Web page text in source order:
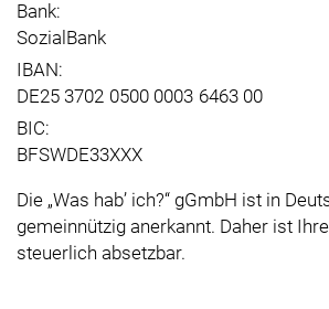
Bank:
SozialBank
IBAN:
DE25 3702 0500 0003 6463 00
BIC:
BFSWDE33XXX
Die Was hab’ ich? gGmbH ist in
gemeinnützig anerkannt. Daher ist
steuerlich absetzbar.